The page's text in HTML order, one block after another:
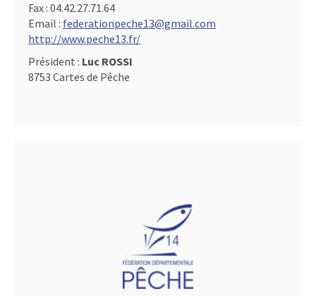
Fax : 04.42.27.71.64
Email : federationpeche13@gmail.com
http://www.peche13.fr/
Président : Luc ROSSI
8753 Cartes de Pêche